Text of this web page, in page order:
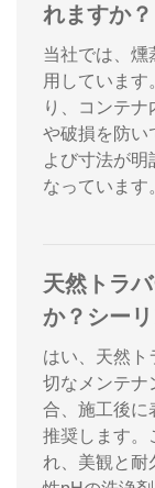
れますか？
当社では、燻
用しています
り、コンテ
や破損を防い
よび寸法が明
なっています
天然トラ
か？シー
はい、天然ト
切なメンテナ
合、施工後に
推奨します。
れ、美観と耐